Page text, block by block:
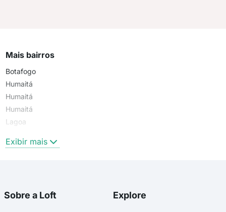
Mais bairros
Botafogo
Humaitá
Humaitá
Humaitá
Lagoa
Exibir mais
Sobre a Loft Explore